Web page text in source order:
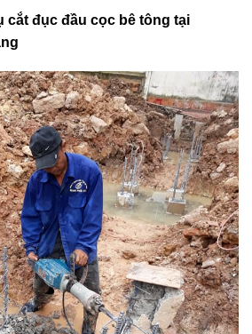
cắt đục đầu cọc bê tông tại